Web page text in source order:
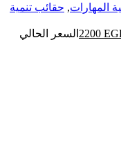
المهارات, حقائب تنمية
2200 السعر الحالي